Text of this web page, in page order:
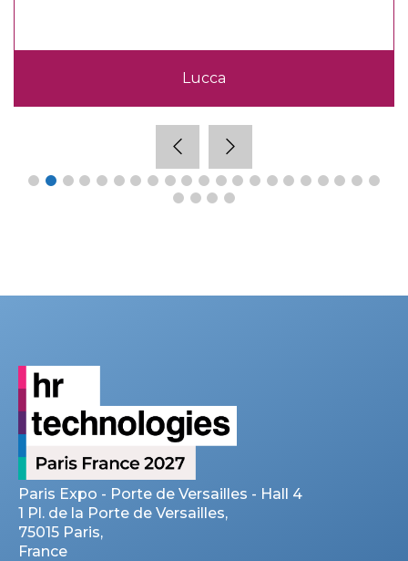
Lucca
Paris Expo - Porte de Versailles - Hall 4
1 Pl. de la Porte de Versailles,
75015 Paris,
France